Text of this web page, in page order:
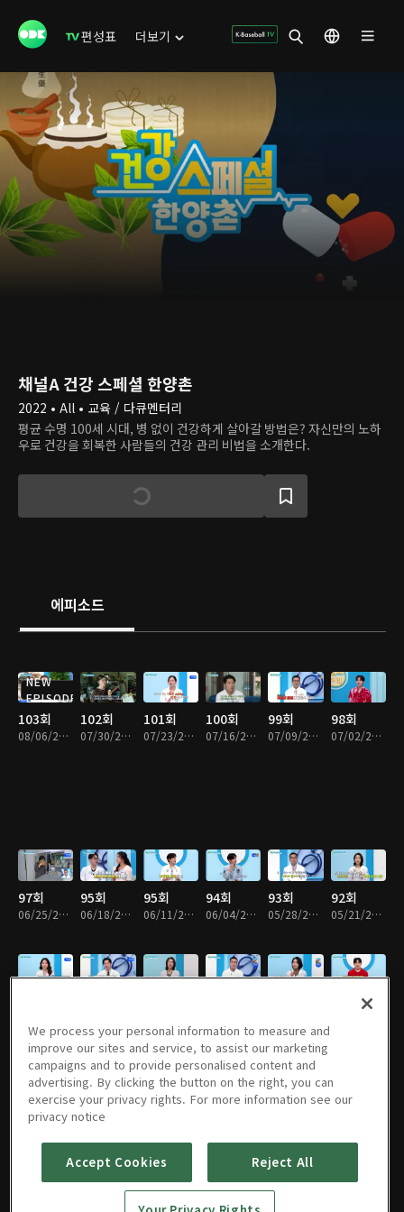
편성표 더보기
채널A 건강 스페셜 한양촌
2022 • All • 교육 / 다큐멘터리
평균 수명 100세 시대, 병 없이 건강하게 살아갈 방법은? 자신만의 노하
우로 건강을 회복한 사람들의 건강 관리 비법을 소개한다.
에피소드
NEW
EPISODE
103회
08/06/2026 • 46분
102회
07/30/2026 • 46분
101회
07/23/2026 • 46분
100회
07/16/2026 • 46분
99회
07/09/2026 • 46분
98회
07/02/2026 • 46분
97회
06/25/2026 • 46분
95회
06/18/2026 • 46분
95회
06/11/2026 • 46분
94회
06/04/2026 • 46분
93회
05/28/2026 • 46분
92회
05/21/2026 • 46분
85회
03/12/2026 • 46분
84회 83회 82회 81회 80회
We process your personal information to measure and
improve our sites and service, to assist our marketing
campaigns and to provide personalised content and
advertising. By clicking the button on the right, you can
exercise your privacy rights. For more information see our
privacy notice
Accept Cookies Reject All